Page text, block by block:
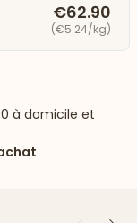
€62.90
(€5.24/kg)
à domicile et